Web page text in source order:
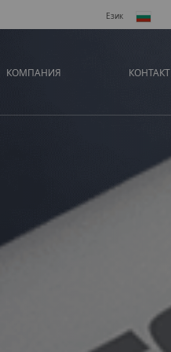
Език
КОМПАНИЯ КОНТАКТ